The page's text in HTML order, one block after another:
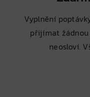
Vyplnění
přijímat žádnou
neosloví.